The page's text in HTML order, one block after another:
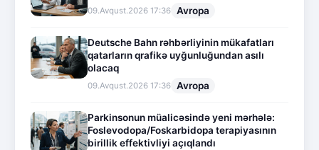
09.Avqust.2026 17:36 Avropa
Deutsche Bahn rəhbərliyinin mükafatları
qatarların qrafikə uyğunluğundan asılı
olacaq
09.Avqust.2026 17:36 Avropa
Parkinsonun müalicəsində yeni mərhələ:
Foslevodopa/Foskarbidopa terapiyasının
birillik effektivliyi açıqlandı